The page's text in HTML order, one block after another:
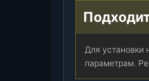
Для установки
параметрам.